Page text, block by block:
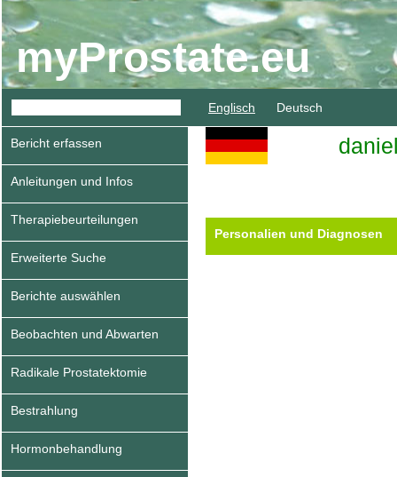
myProstate.eu
Englisch Deutsch
Bericht erfassen
Anleitungen und Infos
Therapiebeurteilungen
Erweiterte Suche
Berichte auswählen
Beobachten und Abwarten
Radikale Prostatektomie
Bestrahlung
Hormonbehandlung
Personalien und Diagnosen